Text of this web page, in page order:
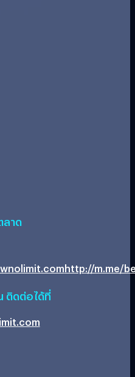
ลาด
http://m.me/
ติดต่อได้ที่